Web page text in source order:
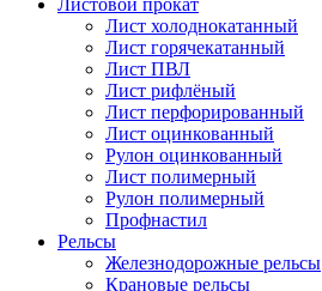
Лист холоднокатанный
Лист горячекатанный
Лист ПВЛ
Лист рифлёный
Лист перфорированный
Лист оцинкованный
Рулон оцинкованный
Лист полимерный
Рулон полимерный
Профнастил
Рельсы
Железнодорожные рельсы
Крановые рельсы